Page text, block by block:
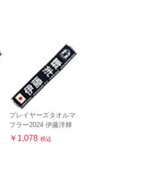
プレイヤーズタオルマ
フラー2024 伊藤洋輝
￥1,078 税込